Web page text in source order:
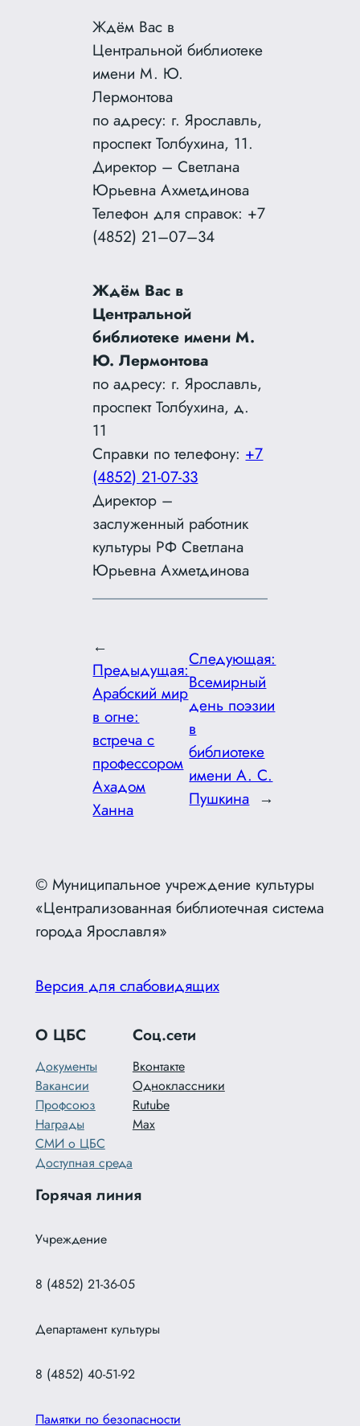
Ждём Вас в
Центральной библиотеке
имени М. Ю.
Лермонтова
по адресу: г. Ярославль,
проспект Толбухина, 11.
Директор – Светлана
Юрьевна Ахметдинова
Телефон для справок: +7
(4852) 21–07–34
Ждём Вас в
Центральной
библиотеке имени М.
Ю. Лермонтова
по адресу: г. Ярославль,
проспект Толбухина, д.
11
Справки по телефону: +7
(4852) 21-07-33
Директор –
заслуженный работник
культуры РФ Светлана
Юрьевна Ахметдинова
←
Предыдущая:
Арабский мир
в огне:
встреча с
профессором
Ахадом
Ханна
Следующая:
Всемирный
день поэзии
в
библиотеке
имени А. С.
Пушкина →
© Муниципальное учреждение культуры
«Централизованная библиотечная система
города Ярославля»
Версия для слабовидящих
О ЦБС
Документы
Вакансии
Профсоюз
Награды
СМИ о ЦБС
Доступная среда
Соц.сети
Вконтакте
Одноклассники
Rutube
Max
Горячая линия
Учреждение
8 (4852) 21-36-05
Департамент культуры
8 (4852) 40-51-92
Памятки по безопасности